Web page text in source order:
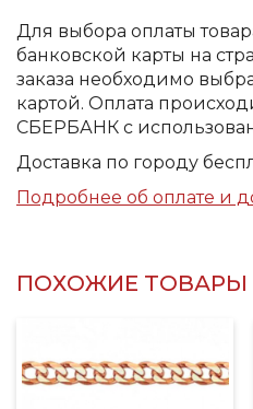
Для выбора оплаты
банковской карты на
заказа необходимо
картой. Оплата
СБЕРБАНК с
Доставка по городу
Подробнее об оплате и
ПОХОЖИЕ ТОВАРЫ